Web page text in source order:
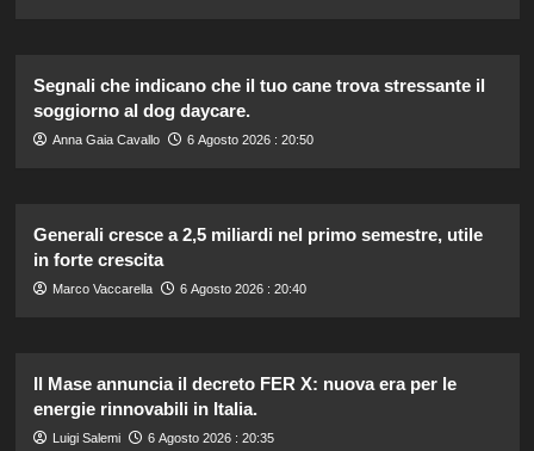
Segnali che indicano che il tuo cane trova stressante il
soggiorno al dog daycare.
Anna Gaia Cavallo 6 Agosto 2026 : 20:50
Generali cresce a 2,5 miliardi nel primo semestre, utile
in forte crescita
Marco Vaccarella 6 Agosto 2026 : 20:40
Il Mase annuncia il decreto FER X: nuova era per le
energie rinnovabili in Italia.
Luigi Salemi 6 Agosto 2026 : 20:35